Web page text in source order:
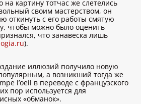
на картину тотчас же слетелись
своим мастерством, он
откинуть с его работы смятую
чтобы можно было оценить
что занавеска лишь
).
иллюзий получило новую
а возникший тогда же
l’oeil в переводе с французского
пор используется для
«обманок».